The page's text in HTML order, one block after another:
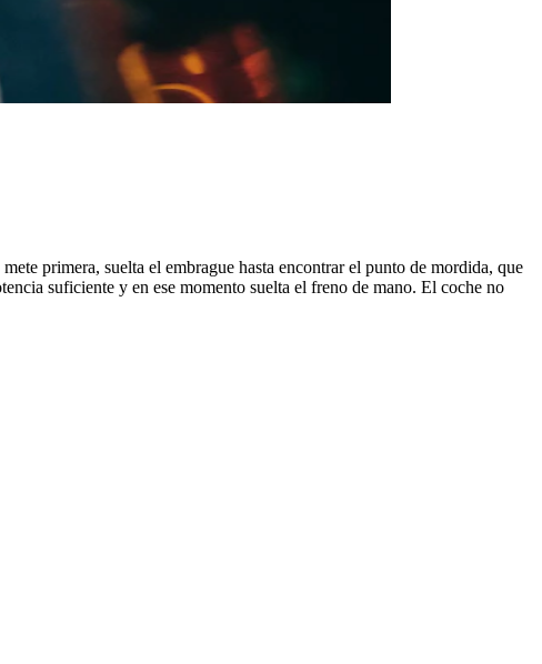
primera, suelta el embrague hasta encontrar el punto de mordida, que
suficiente y en ese momento suelta el freno de mano. El coche no